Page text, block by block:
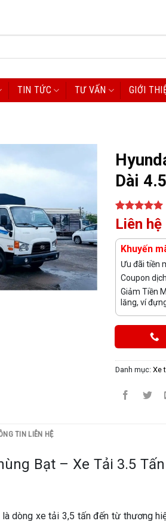
TIN TỨC TƯ VẤN GIỚI
Dài
5.00trên 5
dựa trên
1
đánh giá
Liên hệ
Khuyến
Ưu đãi tiền
Coupon
Giảm Tiền
lăng, ví
Danh mục: Xe
TIN LIÊN HỆ
Bạt – Xe Tải 3.5
dòng xe tải 3,5 tấn đến từ thương